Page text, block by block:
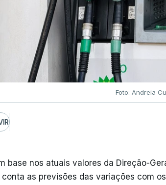
Foto: Andreia
base nos atuais valores da Direção-
conta as previsões das variações com